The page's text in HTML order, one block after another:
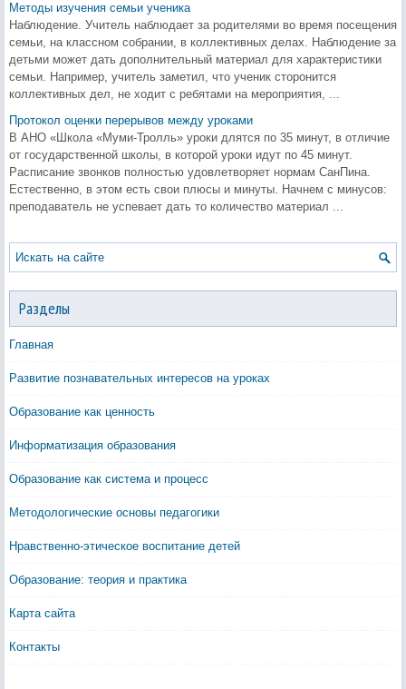
Методы изучения семьи ученика
Наблюдение. Учитель наблюдает за родителями во время посещения
семьи, на классном собрании, в коллективных делах. Наблюдение за
детьми может дать дополнительный материал для характеристики
семьи. Например, учитель заметил, что ученик сторонится
коллективных дел, не ходит с ребятами на мероприятия, ...
Протокол оценки перерывов между уроками
В АНО «Школа «Муми-Тролль» уроки длятся по 35 минут, в отличие
от государственной школы, в которой уроки идут по 45 минут.
Расписание звонков полностью удовлетворяет нормам СанПина.
Естественно, в этом есть свои плюсы и минуты. Начнем с минусов:
преподаватель не успевает дать то количество материал ...
Разделы
Главная
Развитие познавательных интересов на уроках
Образование как ценность
Информатизация образования
Образование как система и процесс
Методологические основы педагогики
Нравственно-этическое воспитание детей
Образование: теория и практика
Карта сайта
Контакты